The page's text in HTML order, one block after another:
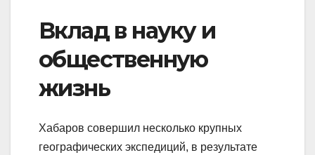
Вклад в науку и
общественную
жизнь
Хабаров совершил несколько крупных
географических экспедиций, в результате